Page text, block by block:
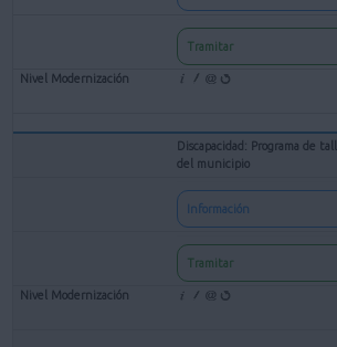
Tramitar
Discapacidad: Programa de
del municipio
Información
Tramitar